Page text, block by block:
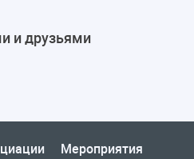
и друзьями
Мероприятия